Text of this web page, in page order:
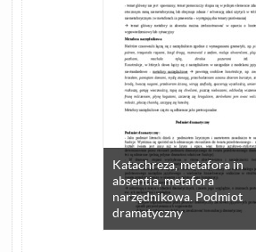
Katachreza, metafora in
absentia, metafora
narzędnikowa. Podmiot
dramatyczny